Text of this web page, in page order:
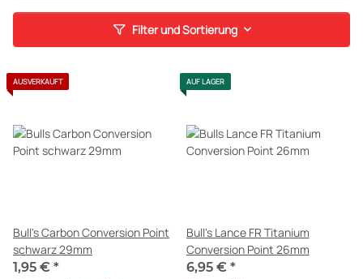
Filter und Sortierung
AUSVERKAUFT
Bull's Carbon Conversion Point
schwarz 29mm
1,95 € *
AUF LAGER
Bull's Lance FR Titanium
Conversion Point 26mm
6,95 € *